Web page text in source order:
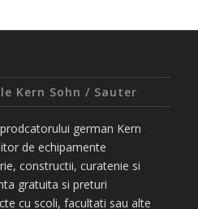
Kern Sohn / Sauter
german Kern
de echipamente
constructii, curatenie si
gratuita si preturi
cu scoli, facultati sau alte